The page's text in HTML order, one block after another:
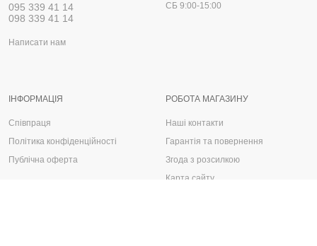
095 339 41 14
098 339 41 14
Написати нам
РОБОТА МАГАЗИНУ
Наші контакти
Гарантія та повернення
Згода з розсилкою
Карта сайту
ІНФОРМАЦІЯ
Співпраця
Політика конфіденційності
Публічна оферта
СБ 9:00-15:00